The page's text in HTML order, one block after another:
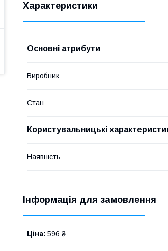
Характеристики
Основні атрибути
Виробник
Стан
Користувальницькі
Наявність
Інформація для замовлення
Ціна: 596 ₴